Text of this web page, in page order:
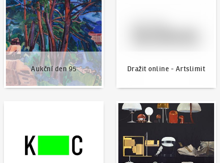
Aukční den 95 Dražit online - Artslimit
Aktuality